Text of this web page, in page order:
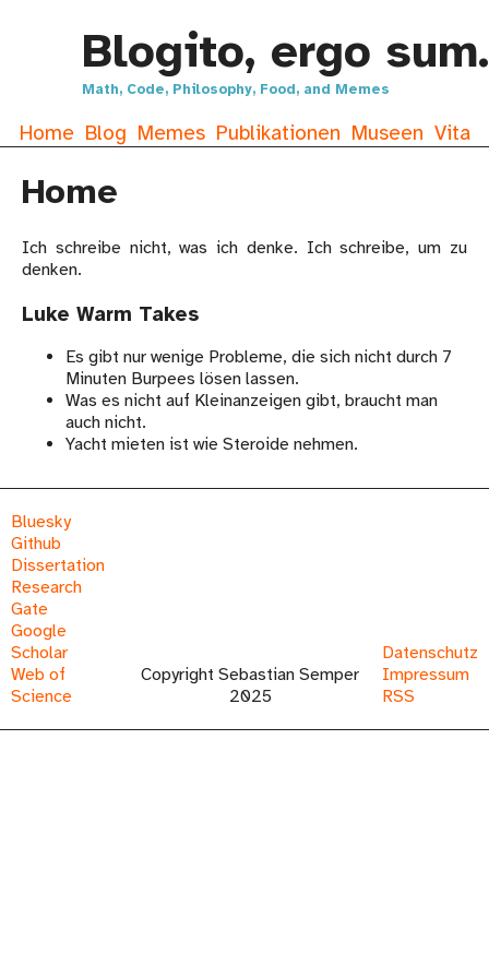
Blogito, ergo sum.
Math, Code, Philosophy, Food, and Memes
Home Blog Memes Publikationen Museen Vita
Home
Ich schreibe nicht, was ich denke. Ich schreibe, um zu
denken.
Luke Warm Takes
Es gibt nur wenige Probleme, die sich nicht durch 7
Minuten Burpees lösen lassen.
Was es nicht auf Kleinanzeigen gibt, braucht man
auch nicht.
Yacht mieten ist wie Steroide nehmen.
Bluesky
Github
Dissertation
Research
Gate
Google
Scholar
Web of
Science
Copyright Sebastian Semper
2025
Datenschutz
Impressum
RSS